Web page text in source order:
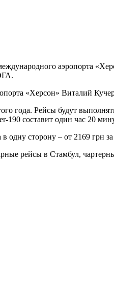
аэропорта
«Херсон» Виталий
года. Рейсы будут
190 составит один час 20
сторону – от 2169 грн за
рейсы в Стамбул,